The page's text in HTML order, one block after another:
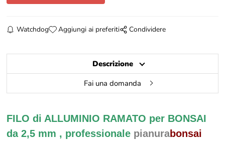
Watchdog Aggiungi ai preferiti Condividere
Descrizione
Fai una domanda
FILO di ALLUMINIO RAMATO per BONSAI
da 2,5 mm , professionale pianurabonsai